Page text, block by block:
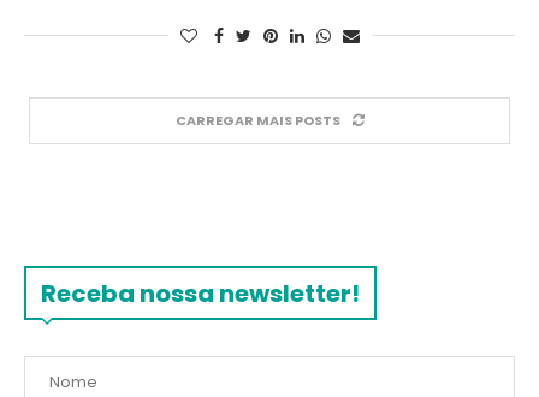
CARREGAR MAIS POSTS
Receba nossa newsletter!